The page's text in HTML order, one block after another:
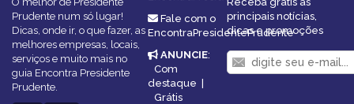
Prudente num só lugar!
Dicas, onde ir, o que fazer, as
melhores empresas, locais,
serviços e muito mais no
guia Encontra Presidente
Prudente.
Fale com o
EncontraPresidentePrudente
ANUNCIE:
Com
destaque |
Grátis
principais notícias,
dicas e promoções